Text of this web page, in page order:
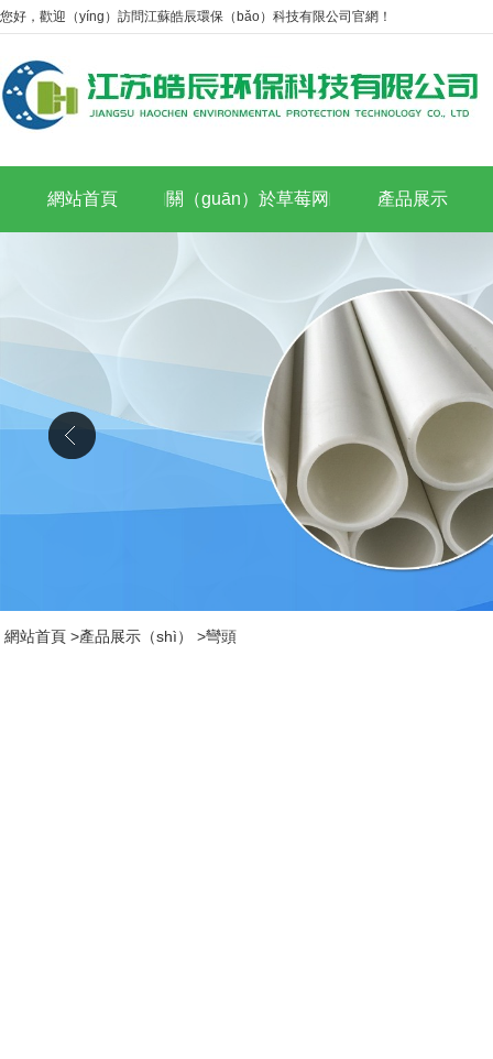
您好，歡迎（yíng）訪問江蘇皓辰環保（bǎo）科技有限公司官網！
網站首頁 關（guān）於草莓网 產品展示
網站首頁 >產品展示（shì） >彎頭